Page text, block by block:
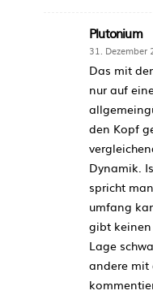
Plutonium
31. Dezember
Das mit
nur auf
den Kopf
Dynamik.
spricht
umfang
gibt keinen
Lage
andere mit